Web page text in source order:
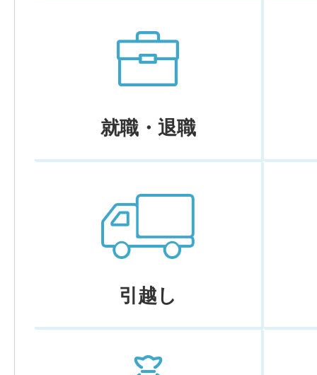
就職・退職
引越し